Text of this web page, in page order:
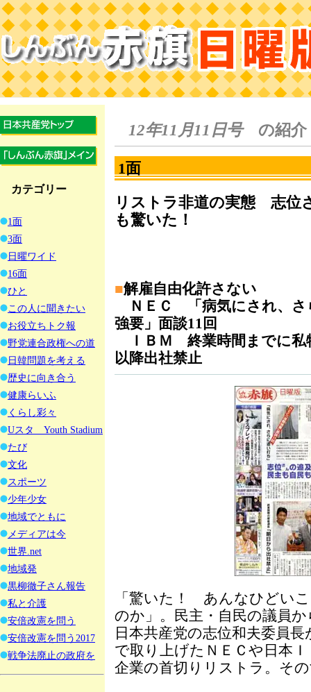
カテゴリー
1面
3面
日曜ワイド
16面
ひと
この人に聞きたい
お役立ちトク報
野党連合政権への道
日韓問題を考える
歴史に向き合う
健康らいふ
くらし彩々
Uスタ Youth Stadium
たび
文化
スポーツ
少年少女
地域でともに
メディアは今
世界.net
地域発
黒柳徹子さん報告
私と介護
安倍改憲を問う
安倍改憲を問う2017
戦争法廃止の政府を
12年11月11日号の紹介
1面
リストラ非道の実態 志位
も驚いた！
■解雇自由化許さない
ＮＥＣ 「病気にされ、
強要」面談11回
ＩＢＭ 終業時間までに
以降出社禁止
「驚いた！ あんなひどい
のか」。民主・自民の議員
日本共産党の志位和夫委員
で取り上げたＮＥＣや日本
企業の首切りリストラ。そ